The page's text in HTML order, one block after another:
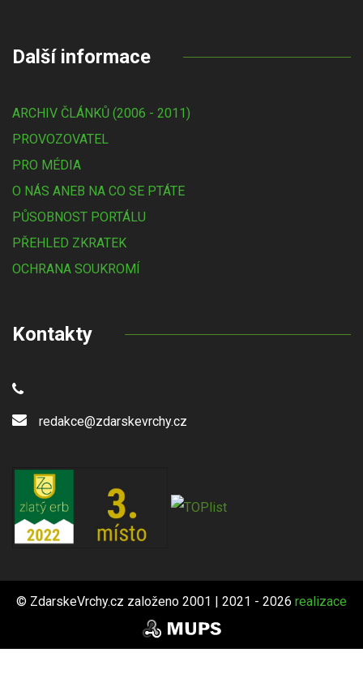
Další informace
ARCHIV ČLÁNKŮ (2006 - 2011)
PROVOZOVATEL
PRO MÉDIA
O NÁS ANEB NA CO SE PTÁTE
PŮSOBNOST PORTÁLU
PŘEHLED ZKRATEK
OCHRANA SOUKROMÍ
Kontakty
redakce@zdarskevrchy.cz
© ZdarskeVrchy.cz založeno 2001 | 2021 - 2026 realizace